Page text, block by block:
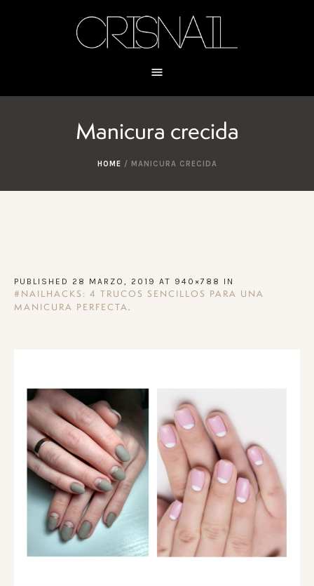
Manicura crecida
HOME / MANICURA CRECIDA
PUBLISHED 28 MARZO, 2019 AT 940×788 IN
#NAILHACKS: 4 TRUCOS SENCILLOS PARA UNA
MANICURA PERFECTA.